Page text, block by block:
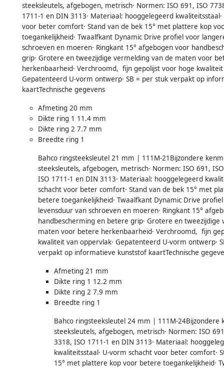
steeksleutels, afgebogen, metrisch· Normen: ISO 691, ISO
1711-1 en DIN 3113· Materiaal: hooggelegeerd
voor beter comfort· Stand van de bek 15° met plattere kop
toegankelijkheid· Twaalfkant Dynamic Drive profiel voor
schroeven en moeren· Ringkant 15° afgebogen voor
grip· Grotere en tweezijdige vermelding van de maten voor
herkenbaarheid· Verchroomd, fijn gepolijst voor hoge kwaliteit
Gepatenteerd U-vorm ontwerp· SB = per stuk verpakt op
kaartTechnische gegevens
Afmeting 20 mm
Dikte ring 1 11.4 mm
Dikte ring 2 7.7 mm
Breedte ring 1
Bahco ringsteeksleutel 21 mm | 111M-21Bijzondere
steeksleutels, afgebogen, metrisch· Normen: ISO 691,
ISO 1711-1 en DIN 3113· Materiaal: hooggelegeerd
schacht voor beter comfort· Stand van de bek 15° met
betere toegankelijkheid· Twaalfkant Dynamic Drive
levensduur van schroeven en moeren· Ringkant 15°
handbescherming en betere grip· Grotere en tweezijdige
maten voor betere herkenbaarheid· Verchroomd, fijn
kwaliteit van oppervlak· Gepatenteerd U-vorm ontwerp·
verpakt op informatieve kunststof kaartTechnische
Afmeting 21 mm
Dikte ring 1 12.2 mm
Dikte ring 2 7.9 mm
Breedte ring 1
Bahco ringsteeksleutel 24 mm | 111M-24Bijzondere
steeksleutels, afgebogen, metrisch· Normen: ISO
3318, ISO 1711-1 en DIN 3113· Materiaal:
kwaliteitsstaal· U-vorm schacht voor beter comfort·
15° met plattere kop voor betere toegankelijkheid·